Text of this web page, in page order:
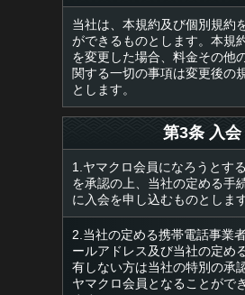
当社は、本規約及び個別規約
ができるものとします。本規
を変更した場合、料金その他
関する一切の事項は変更後の
とします。
第3条 入会
1.ヤマクロ会員になろうとす
を承認の上、当社の定める手
に入会を申し込むものとします
2.当社の定める携帯電話事業
ールアドレス及び当社の定め
有しない方は当社の特別の承
ヤマクロ会員となることがで